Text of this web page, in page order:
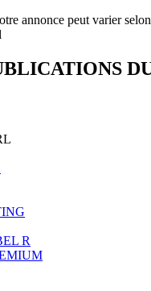
annonce peut varier
R